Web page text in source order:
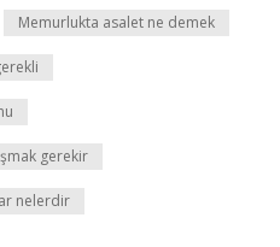
Memurlukta asalet ne demek
gerekir
nelerdir